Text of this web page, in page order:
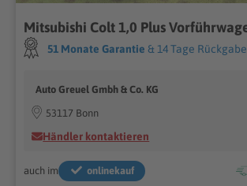
51 Monate Garantie & 14 Tage Rückgabe
Auto Greuel Gmbh & Co. KG
53117 Bonn
Händler kontaktieren
auch im onlinekauf